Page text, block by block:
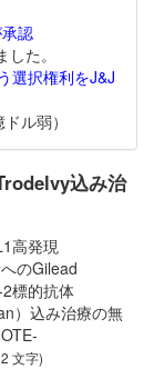
認
た。
選択権利をJ&J
ル弱）
込み治
高発現
のGilead
標的抗体
）込み治療の無
文字)